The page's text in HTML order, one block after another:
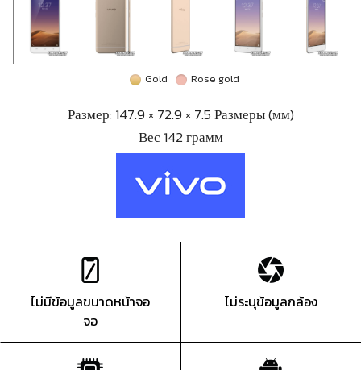
Gold Rose gold
Размер: 147.9 × 72.9 × 7.5 Размеры (мм)
Вес 142 грамм
ไม่มีข้อมูลขนาดหน้าจอ
จอ
ไม่ระบุข้อมูลกล้อง